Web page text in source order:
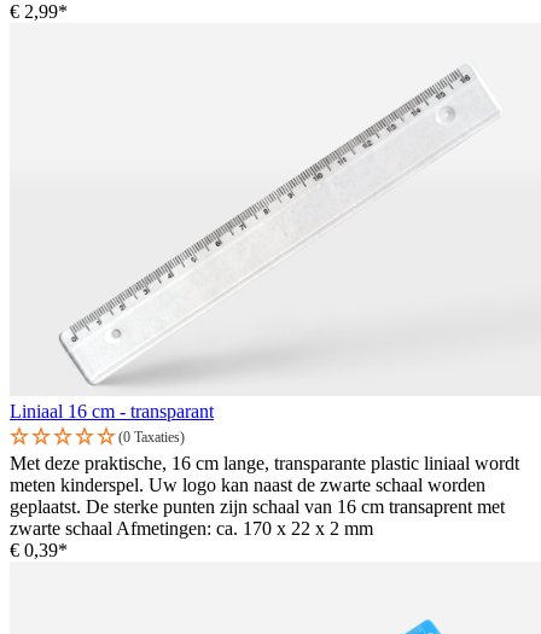
€ 2,99*
Liniaal 16 cm - transparant
(0 Taxaties)
Met deze praktische, 16 cm lange, transparante plastic liniaal wordt
meten kinderspel. Uw logo kan naast de zwarte schaal worden
geplaatst. De sterke punten zijn schaal van 16 cm transaprent met
zwarte schaal Afmetingen: ca. 170 x 22 x 2 mm
€ 0,39*